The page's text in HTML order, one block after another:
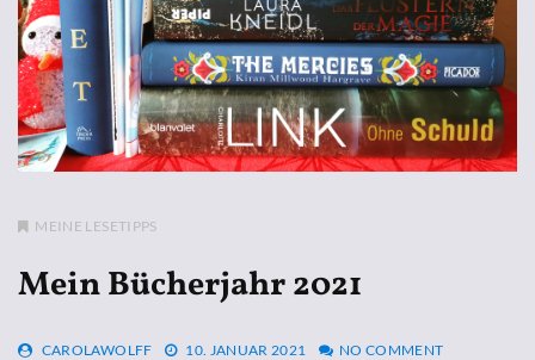
MEINE LESETIPPS
Mein Bücherjahr 2021
CAROLAWOLFF 10. JANUAR 2021 NO COMMENT